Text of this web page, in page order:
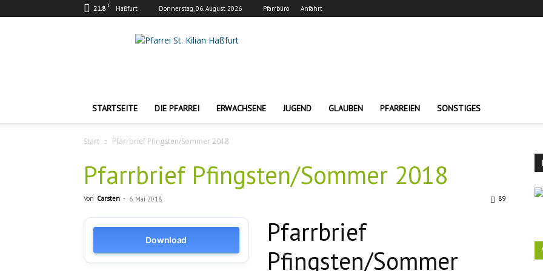
21.8 C Haßfurt Donnerstag, 06. August 2026 Pfarrbüro Anfahrt
Pfarrei
STARTSEITE DIE PFARREI ERWACHSENE JUGEND GLAUBEN PFARREIEN SONSTIGES
Start Pfarrbrief Pfingsten/Sommer 2018
Pfarrbrief Pfingsten/Sommer 2018
Von Carsten - 6. Mai 2018 89
Download
Pfarrbrief
Pfingsten/Sommer